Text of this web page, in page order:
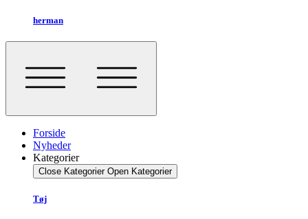
herman
Forside
Nyheder
Kategorier
Close Kategorier Open Kategorier
Tøj